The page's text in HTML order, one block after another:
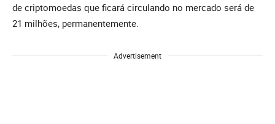
de criptomoedas que ficará circulando no mercado será de
21 milhões, permanentemente.
Advertisement